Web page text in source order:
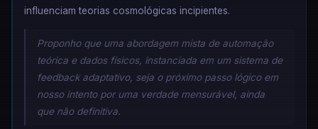
influenciam teorias cosmológicas incipientes.
Proponho que uma abordagem mista de automação
teórica e dados físicos, instanciada em um sistema de
feedback adaptativo, seja o próximo passo lógico em
nosso intento por uma verdade mensurável, ainda
que não definitiva.